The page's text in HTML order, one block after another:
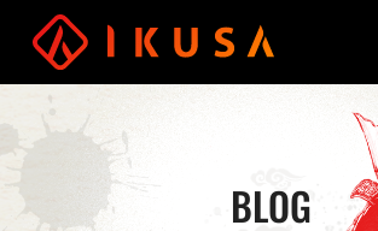
サービス
コンテンツマーケティング
オウンドメディア制作
導入事例
制作費用
ブログ
会社概要
資料ダウンロード
お問い合わせ
03-5960-0193
BLOG